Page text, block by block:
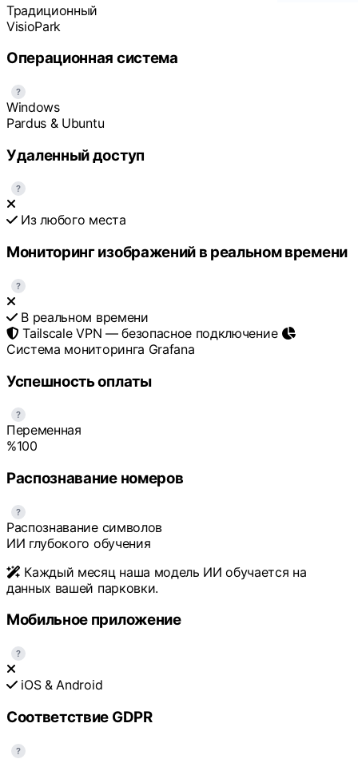
Традиционный
VisioPark
Операционная система
?
Windows
Pardus & Ubuntu
Удаленный доступ
?
Из любого места
Мониторинг изображений в реальном времени
?
В реальном времени
Tailscale VPN — безопасное подключение
Система мониторинга Grafana
Успешность оплаты
?
Переменная
%100
Распознавание номеров
?
Распознавание символов
ИИ глубокого обучения
Каждый месяц наша модель ИИ обучается на
данных вашей парковки.
Мобильное приложение
?
iOS & Android
Соответствие GDPR
?